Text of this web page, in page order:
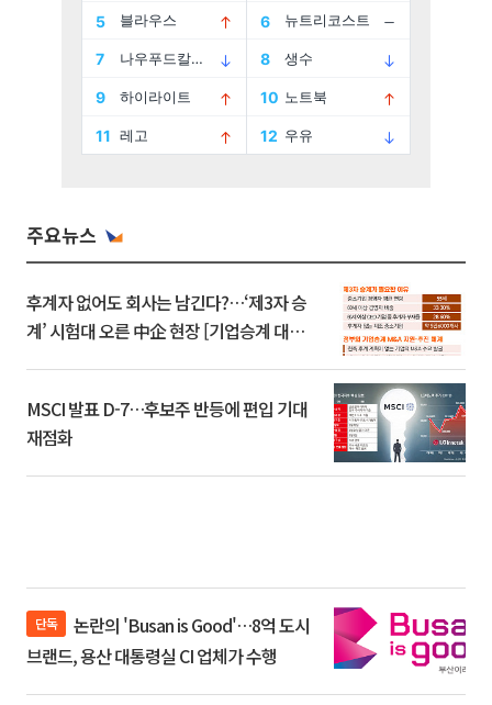
주요뉴스
후계자 없어도 회사는 남긴다?…‘제3자 승
계’ 시험대 오른 中企 현장 [기업승계 대전
MSCI 발표 D-7…후보주 반등에 편입 기대
재점화
단독
브랜드, 용산 대통령실 CI 업체가 수행